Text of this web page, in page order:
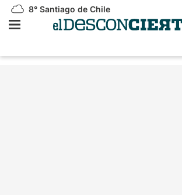
8° Santiago de Chile